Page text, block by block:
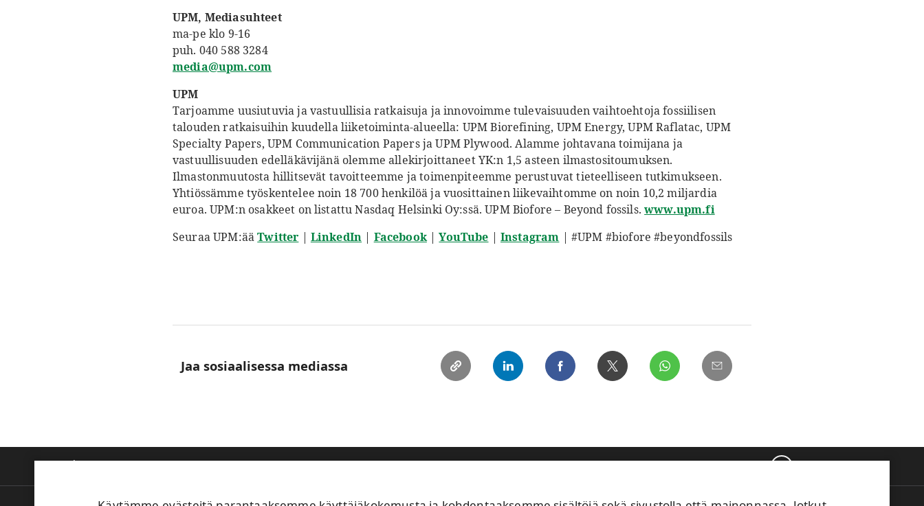
UPM, Mediasuhteet
ma-pe klo 9-16
puh. 040 588 3284
media@upm.com
UPM
Tarjoamme uusiutuvia ja vastuullisia ratkaisuja ja innovoimme tulevaisuuden vaihtoehtoja fossiilisen
talouden ratkaisuihin kuudella liiketoiminta-alueella: UPM Biorefining, UPM Energy, UPM Raflatac, UPM
Specialty Papers, UPM Communication Papers ja UPM Plywood. Alamme johtavana toimijana ja
vastuullisuuden edelläkävijänä olemme allekirjoittaneet YK:n 1,5 asteen ilmastositoumuksen.
Ilmastonmuutosta hillitsevät tavoitteemme ja toimenpiteemme perustuvat tieteelliseen tutkimukseen.
Yhtiössämme työskentelee noin 18 700 henkilöä ja vuosittainen liikevaihtomme on noin 10,2 miljardia
euroa. UPM:n osakkeet on listattu Nasdaq Helsinki Oy:ssä. UPM Biofore – Beyond fossils.www.upm.fi
Seuraa UPM:ääTwitter | LinkedIn | Facebook|YouTube | Instagram | #UPM #biofore #beyondfossils
Jaa sosiaalisessa mediassa